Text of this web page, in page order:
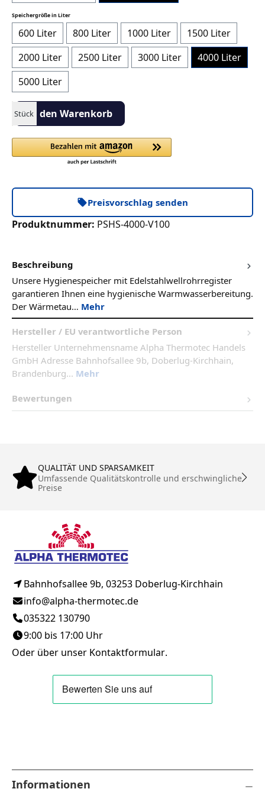
Speichergröße in Literauswählen
600 Liter 800 Liter 1000 Liter
1500 Liter
2000 Liter
2500 Liter 3000 Liter
4000 Liter
5000 Liter
Produkt Anzahl: Gib den gewünschten Wert ein oder benutze
StückIn den Warenkorb
Preisvorschlag senden
Produktnummer: PSHS-4000-V100
Beschreibung
Unsere Hygienespeicher mit Edelstahlwellrohrregister
garantieren Ihnen eine hygienische Warmwasserbereitung.
Der Wärmetau… Mehr
Hersteller / EU verantwortliche Person
Hersteller Unternehmensname Alpha Thermotec Handels
GmbH Adresse Bahnhofsallee 9b, Doberlug-Kirchhain,
Brandenburg... Mehr
Bewertungen
QUALITÄT UND SPARSAMKEIT
Umfassende Qualitätskontrolle und erschwingliche
Preise
Bahnhofsallee 9b, 03253 Doberlug-Kirchhain
info@alpha-thermotec.de
035322 130790
9:00 bis 17:00 Uhr
Oder über unser Kontaktformular.
Informationen